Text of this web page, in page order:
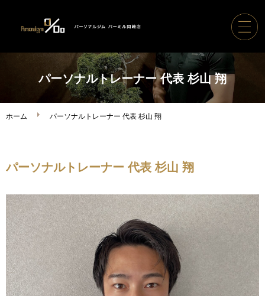
ホーム
パーソナルジムパーミル
トレーナー紹介
ボディメイク実績
ご利用の流れ
店舗紹介 / アクセス
パーソナルトレーナー 代表 杉山 翔
ホーム パーソナルトレーナー 代表 杉山 翔
パーソナルトレーナー 代表 杉山 翔